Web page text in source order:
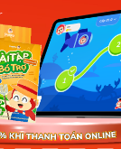
đại từ và tính từ
từ riêng.